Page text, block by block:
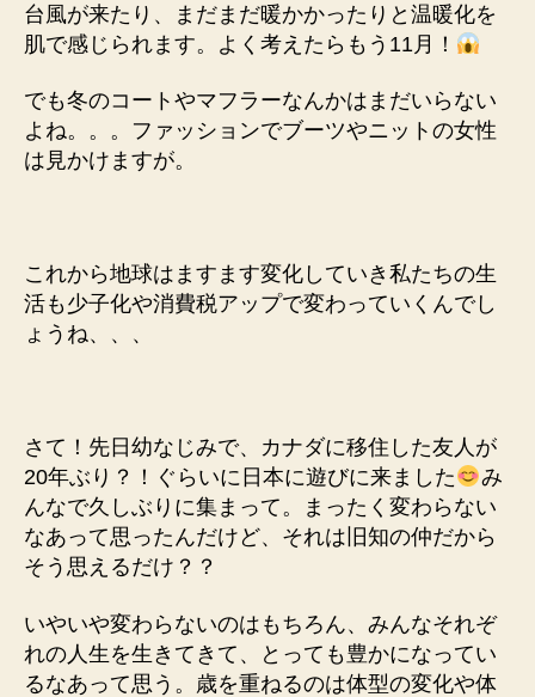
再
会
11
月
ュ
ー
ル
台風が来たり、まだまだ暖かかったりと温暖化を
肌で感じられます。よく考えたらもう11月！
でも冬のコートやマフラーなんかはまだいらない
よね。。。ファッションでブーツやニットの女性
は見かけますが。
これから地球はますます変化していき私たちの生
活も少子化や消費税アップで変わっていくんでし
ょうね、、、
さて！先日幼なじみで、カナダに移住した友人が
20年ぶり？！ぐらいに日本に遊びに来ました
み
んなで久しぶりに集まって。まったく変わらない
なあって思ったんだけど、それは旧知の仲だから
そう思えるだけ？？
いやいや変わらないのはもちろん、みんなそれぞ
れの人生を生きてきて、とっても豊かになってい
るなあって思う。歳を重ねるのは体型の変化や体